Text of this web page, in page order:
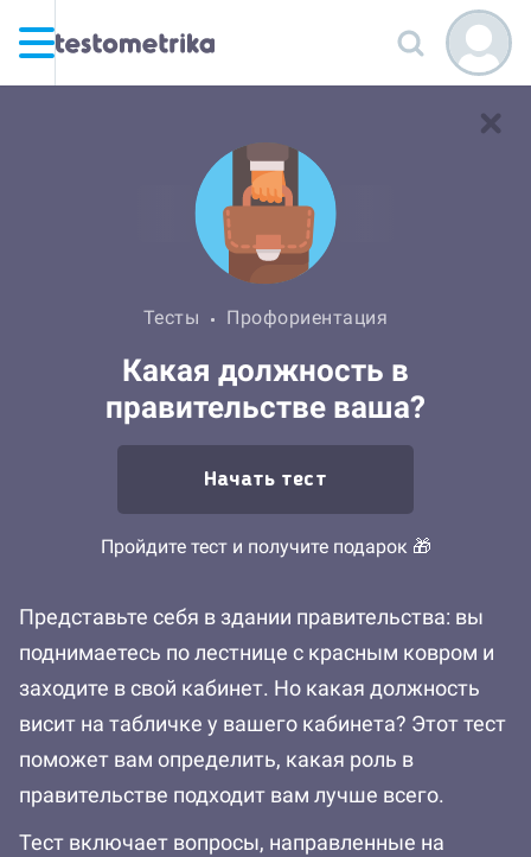
Тесты Профориентация
Какая должность в
правительстве ваша?
Начать тест
Пройдите тест и получите подарок 🎁
Представьте себя в здании правительства: вы
поднимаетесь по лестнице с красным ковром и
заходите в свой кабинет. Но какая должность
висит на табличке у вашего кабинета? Этот тест
поможет вам определить, какая роль в
правительстве подходит вам лучше всего.
Тест включает вопросы, направленные на